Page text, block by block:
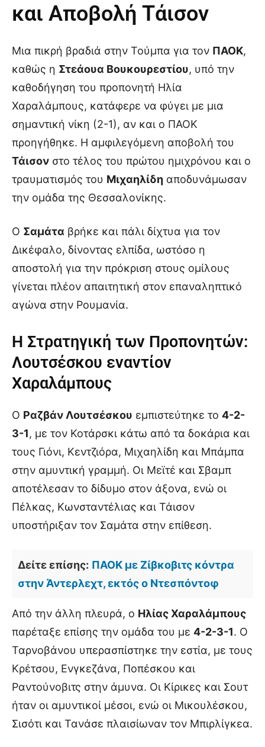
και Αποβολή Τάισον
Μια πικρή βραδιά στην Τούμπα για τον ΠΑΟΚ,
καθώς η Στεάουα Βουκουρεστίου, υπό την
καθοδήγηση του προπονητή Ηλία
Χαραλάμπους, κατάφερε να φύγει με μια
σημαντική νίκη (2-1), αν και ο ΠΑΟΚ
προηγήθηκε. Η αμφιλεγόμενη αποβολή του
Τάισον στο τέλος του πρώτου ημιχρόνου και ο
τραυματισμός του Μιχαηλίδη αποδυνάμωσαν
την ομάδα της Θεσσαλονίκης.
Ο Σαμάτα βρήκε και πάλι δίχτυα για τον
Δικέφαλο, δίνοντας ελπίδα, ωστόσο η
αποστολή για την πρόκριση στους ομίλους
γίνεται πλέον απαιτητική στον επαναληπτικό
αγώνα στην Ρουμανία.
Η Στρατηγική των Προπονητών:
Λουτσέσκου εναντίον
Χαραλάμπους
Ο Ραζβάν Λουτσέσκου εμπιστεύτηκε το 4-2-
3-1, με τον Κοτάρσκι κάτω από τα δοκάρια και
τους Γιόνι, Κεντζιόρα, Μιχαηλίδη και Μπάμπα
στην αμυντική γραμμή. Οι Μεϊτέ και Σβαμπ
αποτέλεσαν το δίδυμο στον άξονα, ενώ οι
Πέλκας, Κωνσταντέλιας και Τάισον
υποστήριξαν τον Σαμάτα στην επίθεση.
Δείτε επίσης: ΠΑΟΚ με Ζίβκοβιτς κόντρα
στην Άντερλεχτ, εκτός ο Ντεσπόντοφ
Από την άλλη πλευρά, ο Ηλίας Χαραλάμπους
παρέταξε επίσης την ομάδα του με 4-2-3-1. Ο
Ταρνοβάνου υπερασπίστηκε την εστία, με τους
Κρέτσου, Ενγκεζάνα, Ποπέσκου και
Ραντούνοβιτς στην άμυνα. Οι Κίρικες και Σουτ
ήταν οι αμυντικοί μέσοι, ενώ οι Μικουλέσκου,
Σισότι και Τανάσε πλαισίωναν τον Μπιρλίγκεα.